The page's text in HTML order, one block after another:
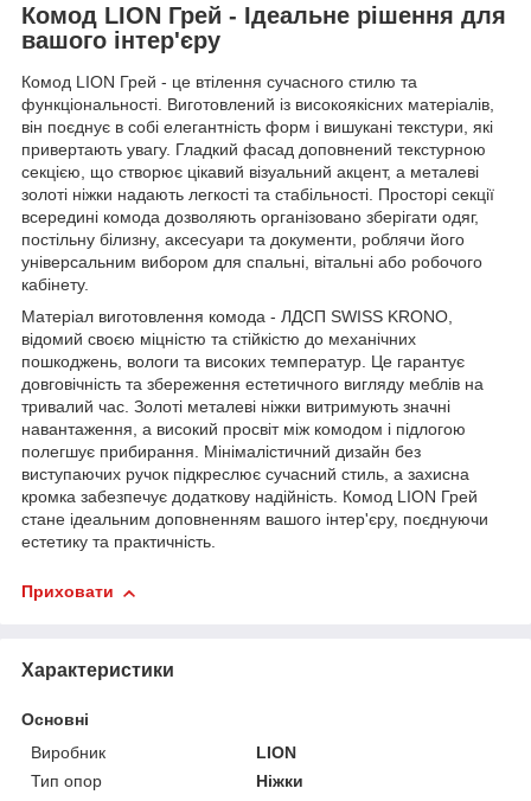
Комод LION Грей - Ідеальне рішення для
вашого інтер'єру
Комод LION Грей - це втілення сучасного стилю та
функціональності. Виготовлений із високоякісних матеріалів,
він поєднує в собі елегантність форм і вишукані текстури, які
привертають увагу. Гладкий фасад доповнений текстурною
секцією, що створює цікавий візуальний акцент, а металеві
золоті ніжки надають легкості та стабільності. Просторі секції
всередині комода дозволяють організовано зберігати одяг,
постільну білизну, аксесуари та документи, роблячи його
універсальним вибором для спальні, вітальні або робочого
кабінету.
Матеріал виготовлення комода - ЛДСП SWISS KRONO,
відомий своєю міцністю та стійкістю до механічних
пошкоджень, вологи та високих температур. Це гарантує
довговічність та збереження естетичного вигляду меблів на
тривалий час. Золоті металеві ніжки витримують значні
навантаження, а високий просвіт між комодом і підлогою
полегшує прибирання. Мінімалістичний дизайн без
виступаючих ручок підкреслює сучасний стиль, а захисна
кромка забезпечує додаткову надійність. Комод LION Грей
стане ідеальним доповненням вашого інтер'єру, поєднуючи
естетику та практичність.
Приховати
Характеристики
Основні
Виробник
LION
Тип опор
Ніжки